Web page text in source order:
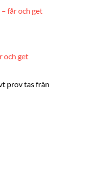
får och get
och get
prov tas från